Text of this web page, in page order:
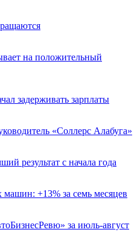
на положительный
задерживать зарплаты
«Соллерс Алабуга»
результат с начала года
+13% за семь месяцев
за июль-август